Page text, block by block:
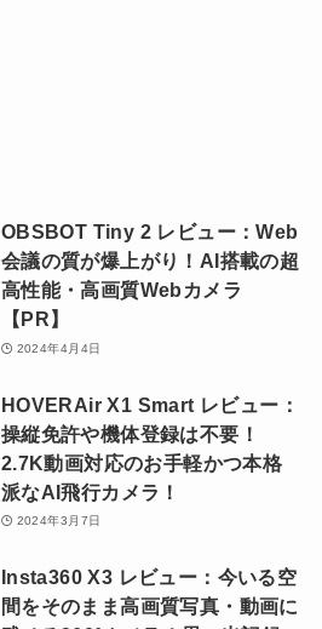
OBSBOT Tiny 2 レビュー：Web
会議の質が爆上がり！AI搭載の超
高性能・高画質Webカメラ
【PR】
2024年4月4日
HOVERAir X1 Smart レビュー：
操縦免許や機体登録は不要！
2.7K動画対応のお手軽かつ本格
派なAI飛行カメラ！
2024年3月7日
Insta360 X3 レビュー：今いる空
間をそのまま高画質写真・動画に